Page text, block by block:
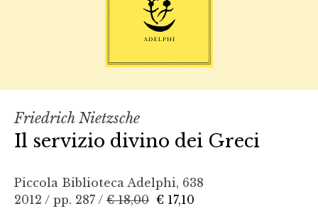
Friedrich Nietzsche
Il servizio divino dei Greci
Piccola Biblioteca Adelphi, 638
2012 / pp. 287 / € 18,00 € 17,10